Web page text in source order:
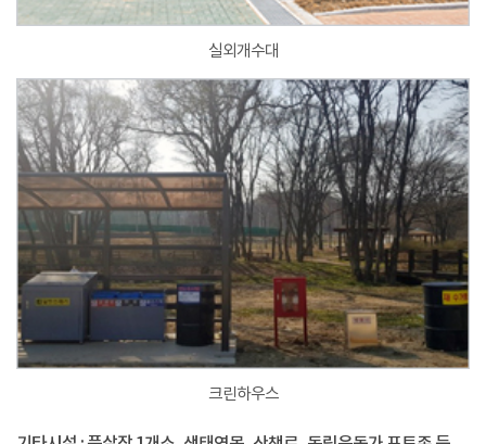
실외개수대
크린하우스